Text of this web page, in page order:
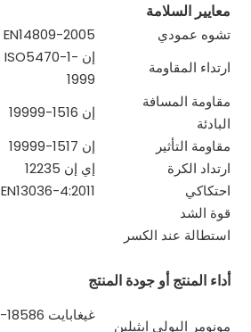
معايير السلامة
تشوه عمودي EN14809-2005
ارتداء المقاومة
إن ISO5470-1-
1999
مقاومة المسافة
البادئة
إن 1516-19999
مقاومة التأثير
إن 1517-19999
ارتداد الكرة
إي إن 12235
احتكاكي
EN13036-4:2011
قوة الشد
استطالة عند الكسر
أداء المنتج أو جودة المنتج
مونومر البولي ايثيلين
غيغابايت 18586-